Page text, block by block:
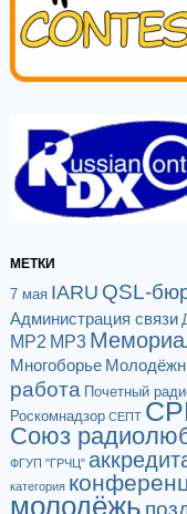
МЕТКИ
7 мая IARU QSL-
Администрация связи
МР2 МР3
Многоборье
работа Почетный
Роскомнадзор СЕПТ
Союз
ФГУП "ГРЧЦ"
категория
молодёжь